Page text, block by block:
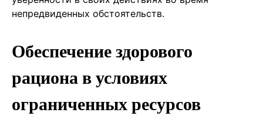
непредвиденных обстоятельств.
Обеспечение здорового
рациона в условиях
ограниченных ресурсов